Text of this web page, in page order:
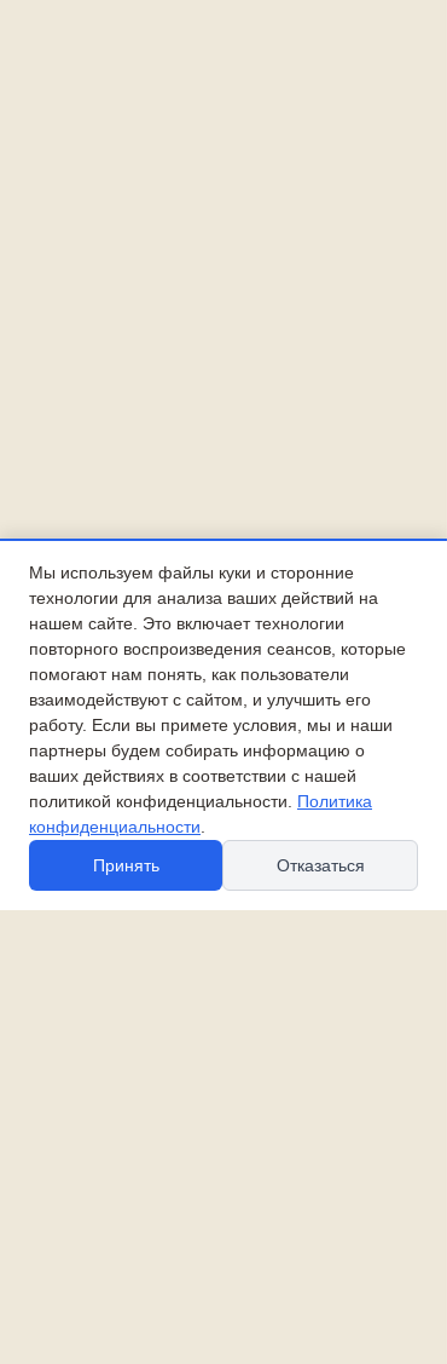
Мы используем файлы куки и сторонние
технологии для анализа ваших действий на
нашем сайте. Это включает технологии
повторного воспроизведения сеансов, которые
помогают нам понять, как пользователи
взаимодействуют с сайтом, и улучшить его
работу. Если вы примете условия, мы и наши
партнеры будем собирать информацию о
ваших действиях в соответствии с нашей
политикой конфиденциальности. Политика
конфиденциальности
Принять
Отказаться